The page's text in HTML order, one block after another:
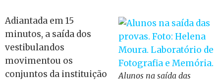
Alunos na saída das
Adiantada em 15
minutos, a saída dos
vestibulandos
movimentou os
conjuntos da instituição